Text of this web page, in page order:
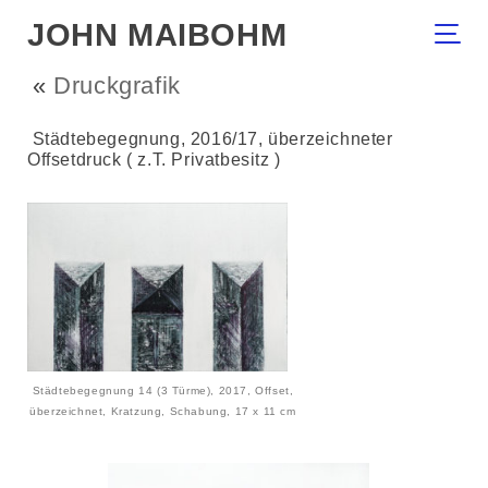
JOHN MAIBOHM
« Druckgrafik
Städtebegegnung, 2016/17, überzeichneter
Offsetdruck ( z.T. Privatbesitz )
Städtebegegnung 14 (3 Türme), 2017, Offset,
überzeichnet, Kratzung, Schabung, 17 x 11 cm